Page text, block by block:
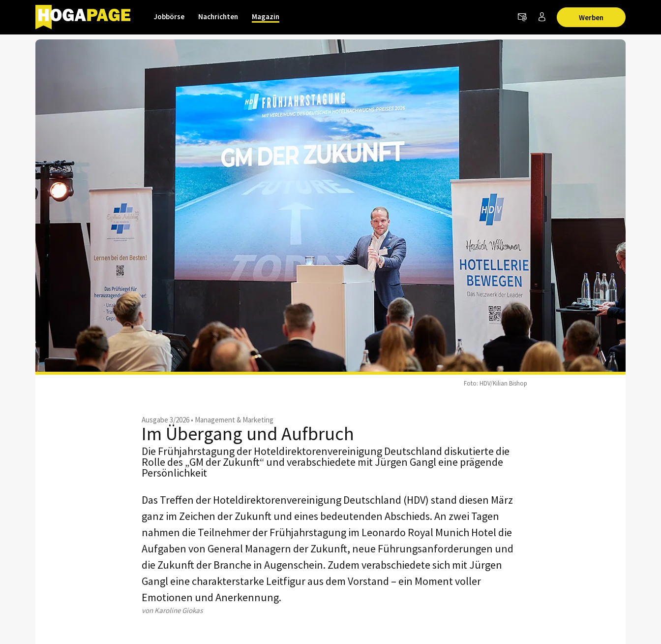
Werben
Jobbörse Nachrichten Magazin
Foto: HDV/Kilian Bishop
Ausgabe 3/2026 • Management & Marketing
Im Übergang und Aufbruch
Die Frühjahrstagung der Hoteldirektorenvereinigung Deutschland diskutierte die
Rolle des „GM der Zukunft“ und verabschiedete mit Jürgen Gangl eine prägende
Persönlichkeit
Das Treffen der Hoteldirektorenvereinigung Deutschland (HDV) stand diesen März
ganz im Zeichen der Zukunft und eines bedeutenden Abschieds. An zwei Tagen
nahmen die Teilnehmer der Frühjahrstagung im Leonardo Royal Munich Hotel die
Aufgaben von General Managern der Zukunft, neue Führungsanforderungen und
die Zukunft der Branche in Augenschein. Zudem verabschiedete sich mit Jürgen
Gangl eine charakterstarke Leitfigur aus dem Vorstand – ein Moment voller
Emotionen und Anerkennung.
von Karoline Giokas